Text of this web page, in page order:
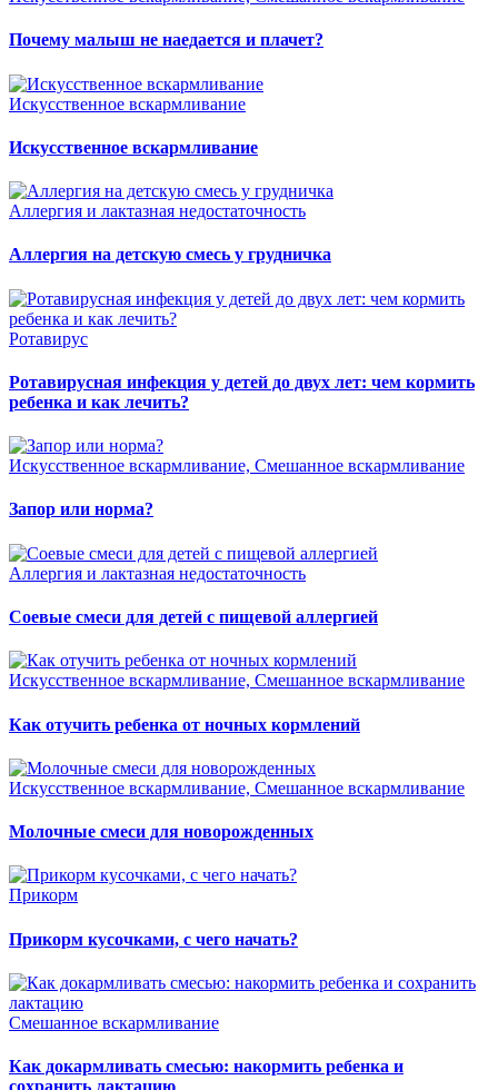
Почему малыш не наедается и плачет?
Искусственное вскармливание
Искусственное вскармливание
Аллергия и лактазная недостаточность
Аллергия на детскую смесь у грудничка
Ротавирус
Ротавирусная инфекция у детей до двух лет: чем кормить
ребенка и как лечить?
Искусственное вскармливание, Смешанное вскармливание
Запор или норма?
Аллергия и лактазная недостаточность
Соевые смеси для детей с пищевой аллергией
Искусственное вскармливание, Смешанное вскармливание
Как отучить ребенка от ночных кормлений
Искусственное вскармливание, Смешанное вскармливание
Молочные смеси для новорожденных
Прикорм
Прикорм кусочками, с чего начать?
Смешанное вскармливание
Как докармливать смесью: накормить ребенка и